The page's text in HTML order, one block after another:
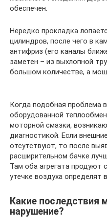
обеспечен.
Нередко прокладка
цилиндров, после чего в
антифриз (его каналы
заметен – из выхлопной
большом количестве, а
Когда подобная проблема
оборудованной
моторной смазки,
диагностикой. Если
отсутствуют, то после
расширительном бачке
Там оба агрегата продуют
утечке воздуха определят
Какие последствия
нарушение?